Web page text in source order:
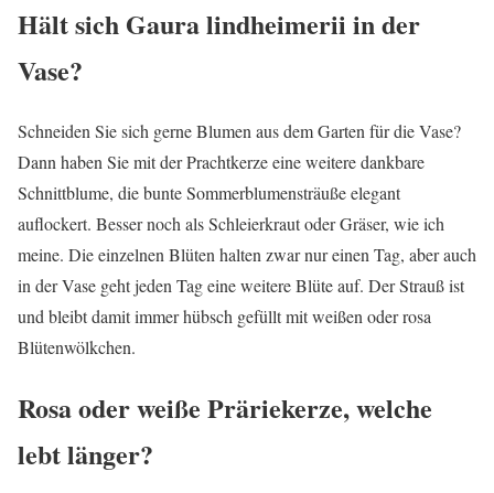
Hält sich Gaura lindheimerii in der
Vase?
Schneiden Sie sich gerne Blumen aus dem Garten für die Vase?
Dann haben Sie mit der Prachtkerze eine weitere dankbare
Schnittblume, die bunte Sommerblumensträuße elegant
auflockert. Besser noch als Schleierkraut oder Gräser, wie ich
meine. Die einzelnen Blüten halten zwar nur einen Tag, aber auch
in der Vase geht jeden Tag eine weitere Blüte auf. Der Strauß ist
und bleibt damit immer hübsch gefüllt mit weißen oder rosa
Blütenwölkchen.
Rosa oder weiße Präriekerze, welche
lebt länger?